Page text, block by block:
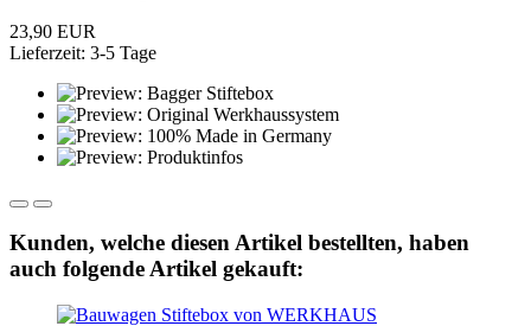
23,90 EUR
Lieferzeit: 3-5 Tage
Kunden, welche diesen Artikel bestellten, haben
auch folgende Artikel gekauft: